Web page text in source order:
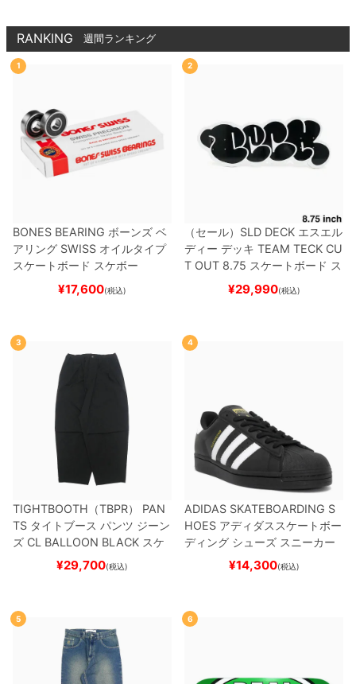
RANKING 週間ランキング
1
BONES BEARING ボーンズ ベ
アリング SWISS オイルタイプ
スケートボード スケボー
¥17,600(税込)
2
（セール） SLD DECK エスエル
ディー デッキ TEAM TECK CU
T OUT 8.75 スケートボード ス
¥29,990(税込)
3
TIGHTBOOTH（TBPR） PAN
TS タイトブース パンツ ジーン
ズ CL BALLOON BLACK スケ
ートボード スケボー
¥29,700(税込)
4
ADIDAS SKATEBOARDING S
HOES アディダススケートボー
ディング シューズ スニーカー
スーパースターSUPERSTAR A
BLACK/WHITE/WHITE
ー
¥14,300(税込)
5 6